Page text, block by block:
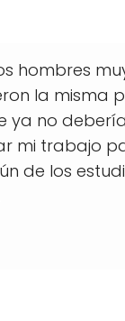
hombres
la misma
ya no
mi trabajo
de los